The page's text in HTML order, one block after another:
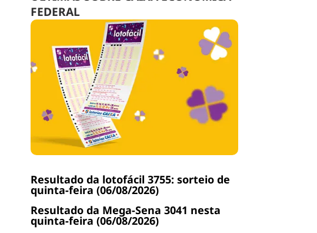
FEDERAL
Resultado da lotofácil 3755: sorteio de
quinta-feira (06/08/2026)
Resultado da Mega-Sena 3041 nesta
quinta-feira (06/08/2026)